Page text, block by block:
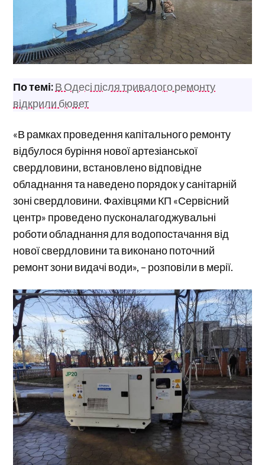
По темі:В Одесі після тривалого ремонту
відкрили бювет
«В рамках проведення капітального ремонту
відбулося буріння нової артезіанської
свердловини, встановлено відповідне
обладнання та наведено порядок у санітарній
зоні свердловини. Фахівцями КП «Сервісний
центр» проведено пусконалагоджувальні
роботи обладнання для водопостачання від
нової свердловини та виконано поточний
ремонт зони видачі води», – розповіли в мерії.